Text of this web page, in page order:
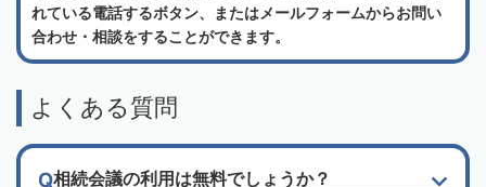
れている電話するボタン、またはメールフォームからお問い
合わせ・相談をすることができます。
よくある質問
相続会議の利用は無料でしょうか？